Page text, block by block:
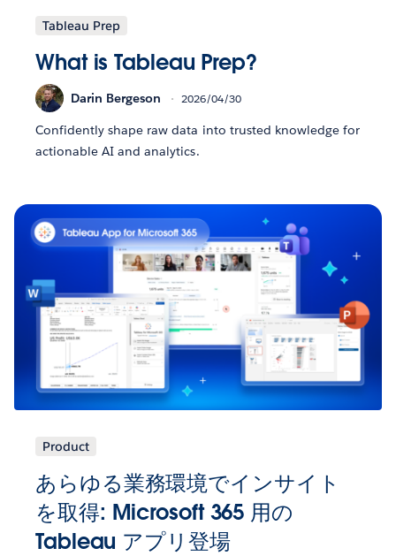
Tableau Prep
What is Tableau Prep?
Darin Bergeson 2026/04/30
Confidently shape raw data into trusted knowledge for
actionable AI and analytics.
Product
あらゆる業務環境でインサイト
を取得: Microsoft 365 用の
Tableau アプリ登場